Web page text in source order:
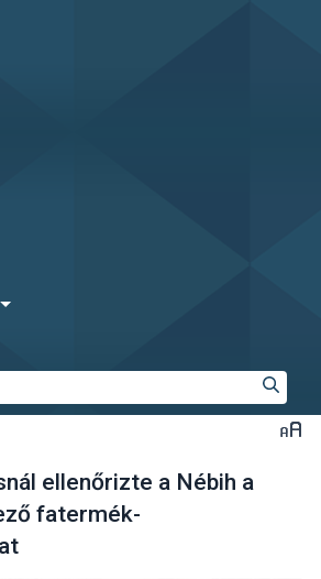
ellenőrizte a Nébih a
fatermék-